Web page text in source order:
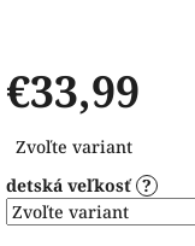
€33,99
cena:
Zvoľte variant
detská veľkosť ?